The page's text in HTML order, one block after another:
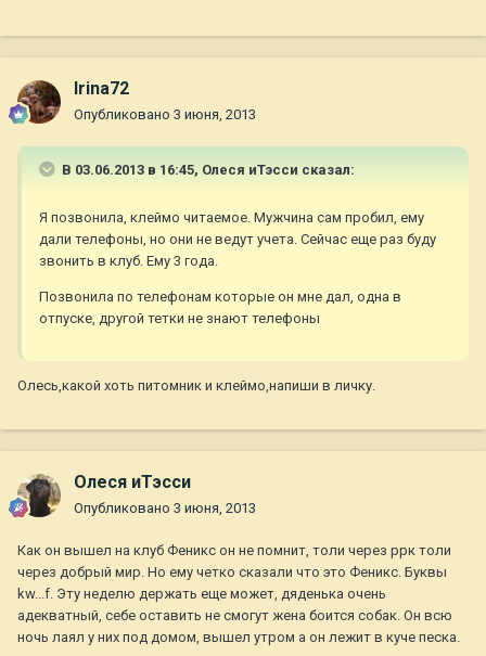
Irina72
Опубликовано 3 июня, 2013
В 03.06.2013 в 16:45, Олеся иТэсси сказал:
Я позвонила, клеймо читаемое. Мужчина сам пробил, ему
дали телефоны, но они не ведут учета. Сейчас еще раз буду
звонить в клуб. Ему 3 года.
Позвонила по телефонам которые он мне дал, одна в
отпуске, другой тетки не знают телефоны
Олесь,какой хоть питомник и клеймо,напиши в личку.
Олеся иТэсси
Опубликовано 3 июня, 2013
Как он вышел на клуб Феникс он не помнит, толи через ррк толи
через добрый мир. Но ему четко сказали что это Феникс. Буквы
kw...f. Эту неделю держать еще может, дяденька очень
адекватный, себе оставить не смогут жена боится собак. Он всю
ночь лаял у них под домом, вышел утром а он лежит в куче песка.